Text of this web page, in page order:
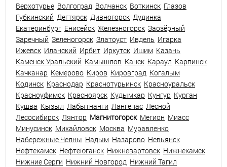
Верхотурье Волгоград Волчанск Воткинск Глазов
Губкинский Дегтярск Дивногорск Дудинка
Екатеринбург Енисейск Железногорск Заозёрный
Заречный Зеленогорск Златоуст Ивдель Игарка
Ижевск Иланский Ирбит Иркутск Ишим Казань
Каменск-Уральский Камышлов Канск Караул Карпинск
Качканар Кемерово Киров Кировград Когалым
Кодинск Краснодар Краснотурьинск Красноуральск
Красноуфимск Красноярск Кудымкар Кунгур Курган
Кушва Кызыл Лабытнанги Лангепас Лесной
Лесосибирск Лянтор Магнитогорск Мегион Миасс
Минусинск Михайловск Москва Муравленко
Набережные Челны Надым Назарово Невьянск
Нефтекамск Нефтеюганск Нижневартовск Нижнекамск
Нижние Серги Нижний Новгород Нижний Тагил